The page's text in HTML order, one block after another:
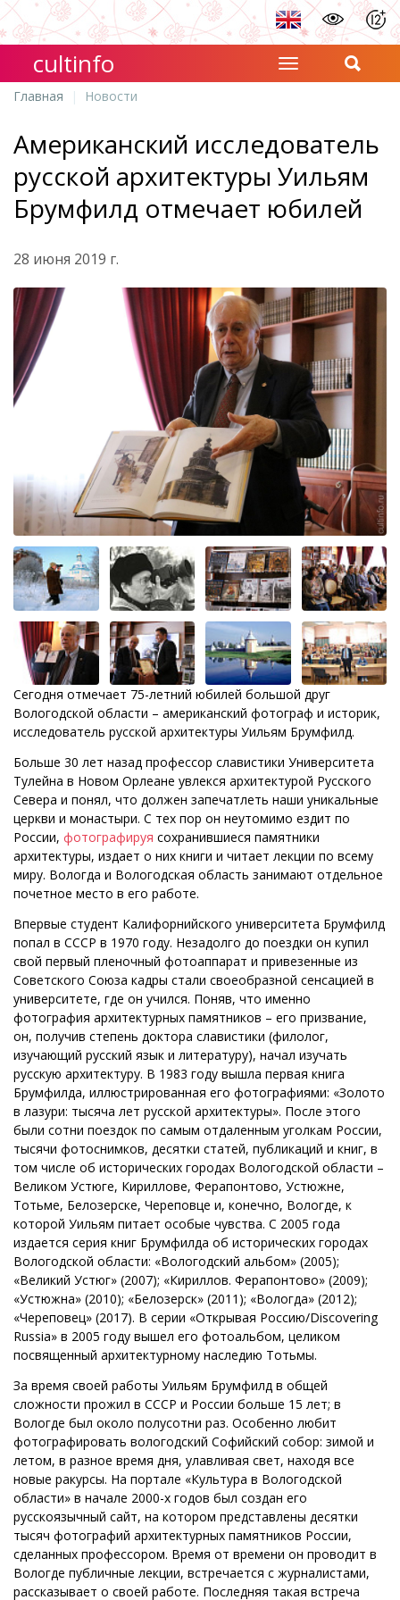
cultinfo
Главная Новости
Американский исследователь
русской архитектуры Уильям
Брумфилд отмечает юбилей
28 июня 2019 г.
Сегодня отмечает 75-летний юбилей большой друг
Вологодской области – американский фотограф и историк,
исследователь русской архитектуры Уильям Брумфилд.
Больше 30 лет назад профессор славистики Университета
Тулейна в Новом Орлеане увлекся архитектурой Русского
Севера и понял, что должен запечатлеть наши уникальные
церкви и монастыри. С тех пор он неутомимо ездит по
России, фотографируя сохранившиеся памятники
архитектуры, издает о них книги и читает лекции по всему
миру. Вологда и Вологодская область занимают отдельное
почетное место в его работе.
Впервые студент Калифорнийского университета Брумфилд
попал в СССР в 1970 году. Незадолго до поездки он купил
свой первый пленочный фотоаппарат и привезенные из
Советского Союза кадры стали своеобразной сенсацией в
университете, где он учился. Поняв, что именно
фотография архитектурных памятников – его призвание,
он, получив степень доктора славистики (филолог,
изучающий русский язык и литературу), начал изучать
русскую архитектуру. В 1983 году вышла первая книга
Брумфилда, иллюстрированная его фотографиями: «Золото
в лазури: тысяча лет русской архитектуры». После этого
были сотни поездок по самым отдаленным уголкам России,
тысячи фотоснимков, десятки статей, публикаций и книг, в
том числе об исторических городах Вологодской области –
Великом Устюге, Кириллове, Ферапонтово, Устюжне,
Тотьме, Белозерске, Череповце и, конечно, Вологде, к
которой Уильям питает особые чувства. С 2005 года
издается серия книг Брумфилда об исторических городах
Вологодской области: «Вологодский альбом» (2005);
«Великий Устюг» (2007); «Кириллов. Ферапонтово» (2009);
«Устюжна» (2010); «Белозерск» (2011); «Вологда» (2012);
«Череповец» (2017). В серии «Открывая Россию/Discovering
Russia» в 2005 году вышел его фотоальбом, целиком
посвященный архитектурному наследию Тотьмы.
За время своей работы Уильям Брумфилд в общей
сложности прожил в СССР и России больше 15 лет; в
Вологде был около полусотни раз. Особенно любит
фотографировать вологодский Софийский собор: зимой и
летом, в разное время дня, улавливая свет, находя все
новые ракурсы. На портале «Культура в Вологодской
области» в начале 2000-х годов был создан его
русскоязычный сайт, на котором представлены десятки
тысяч фотографий архитектурных памятников России,
сделанных профессором. Время от времени он проводит в
Вологде публичные лекции, встречается с журналистами,
рассказывает о своей работе. Последняя такая встреча